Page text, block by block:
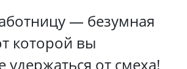
— безумная
которой вы
удержаться от смеха!